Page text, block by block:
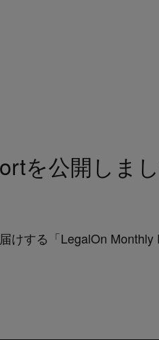
を公開しま
けする「LegalOn